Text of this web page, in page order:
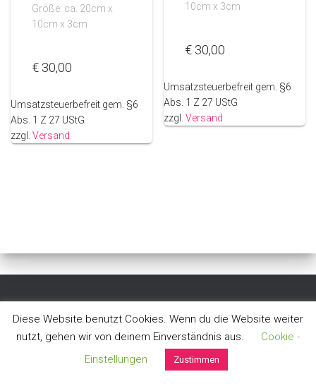
Größe: ca. 20cm x
10cm x 3cm
€ 30,00
Umsatzsteuerbefreit gem. §6
Abs. 1 Z 27 UStG
zzgl. Versand
10cm x 3cm
€ 30,00
Umsatzsteuerbefreit gem. §6
Abs. 1 Z 27 UStG
zzgl.Versand
ALLGEMEINE GESCHÄFTSBEDINGUNGEN DATENSCHUTZ
ZAHLUNGSWEISEN VERSAND & LIEFERUNG
Diese Website benutzt Cookies. Wenn du die Website weiter
nutzt, gehen wir von deinem Einverständnis aus.
Cookie -
Einstellungen
Zustimmen